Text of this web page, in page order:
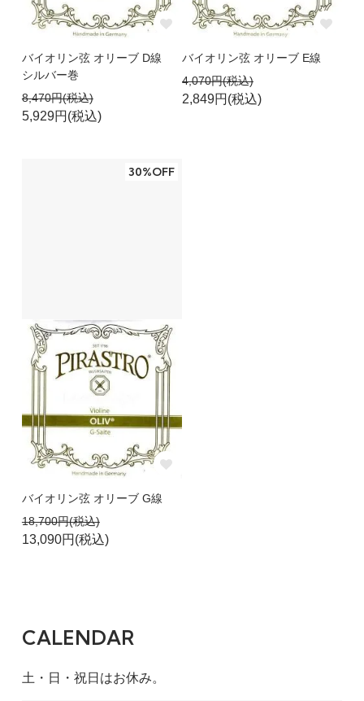
と辛抱が必要なのかなぁ･･･
レンタ
2012/06/13 21:03:26
バイオリン弦 オリーブ D線
シルバー巻
8,470円(税込)
5,929円(税込)
バイオリン弦 オリーブ E線
4,070円(税込)
2,849円(税込)
30%OFF
バイオリン弦 オリーブ G線
18,700円(税込)
13,090円(税込)
CALENDAR
土・日・祝日はお休み。